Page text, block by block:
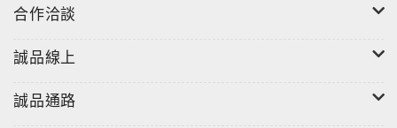
口語從頭學，流暢說出想說的英語。
從這本書出發，培養快速掌握人際溝通的技巧！
合作洽談
誠品線上
誠品通路